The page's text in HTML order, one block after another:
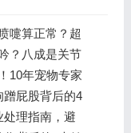
嚏算正常？超
？八成是关节
10年宠物专家
蹭屁股背后的4
处理指南，避